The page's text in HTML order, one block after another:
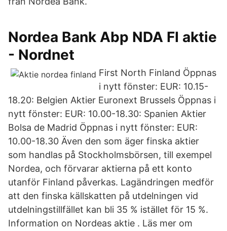
Nordea Bank Abp NDA FI aktie
- Nordnet
First North Finland Öppnas
i nytt fönster: EUR: 10.15-
18.20: Belgien Aktier Euronext Brussels Öppnas i
nytt fönster: EUR: 10.00-18.30: Spanien Aktier
Bolsa de Madrid Öppnas i nytt fönster: EUR:
10.00-18.30 Även den som äger finska aktier
som handlas på Stockholmsbörsen, till exempel
Nordea, och förvarar aktierna på ett konto
utanför Finland påverkas. Lagändringen medför
att den finska källskatten på utdelningen vid
utdelningstillfället kan bli 35 % istället för 15 %.
Information on Nordeas aktie . Läs mer om